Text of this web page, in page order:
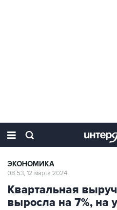
ЭКОНОМИКА
08:53, 12 марта 2024
Квартальная
выросла на 7%, на